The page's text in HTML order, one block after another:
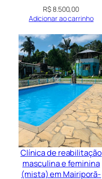
R$8.500,00
Adicionar ao carrinho
Clínica de reabilitação
masculina e feminina
(mista) em Mairiporã-